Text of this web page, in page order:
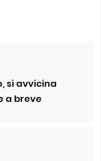
si avvicina
a breve